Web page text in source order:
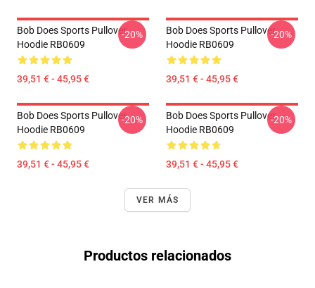
Bob Does Sports Pullover
Hoodie RB0609
39,51 € - 45,95 €
-20%
Bob Does Sports Pullover
Hoodie RB0609
39,51 € - 45,95 €
-20%
Bob Does Sports Pullover
Hoodie RB0609
39,51 € - 45,95 €
-20%
Bob Does Sports Pullover
Hoodie RB0609
39,51 € - 45,95 €
-20%
VER MÁS
Productos relacionados